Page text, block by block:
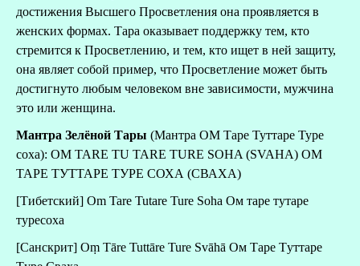
достижения Высшего Просветления она проявляется в
женских формах. Тара оказывает поддержку тем, кто
стремится к Просветлению, и тем, кто ищет в ней защиту,
она являет собой пример, что Просветление может быть
достигнуто любым человеком вне зависимости, мужчина
это или женщина.
Мантра Зелёной Тары (Мантра ОМ Таре Туттаре Туре
соха): OM TARE TU TARE TURE SOHA (SVAHA) ОМ
ТАРЕ ТУТТАРЕ ТУРЕ СОХА (СВАХА)
[Тибетский] Om Tare Tutare Ture Soha Ом таре тутаре
туресоха
[Санскрит] Oṃ Tāre Tuttāre Ture Svāhā Ом Tаре Tуттаре